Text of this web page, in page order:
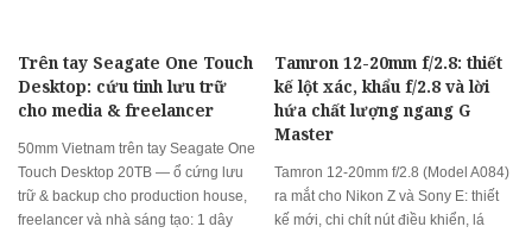
Trên tay Seagate One Touch
Desktop: cứu tinh lưu trữ
cho media & freelancer
50mm Vietnam trên tay Seagate One
Touch Desktop 20TB — ổ cứng lưu
trữ & backup cho production house,
freelancer và nhà sáng tạo: 1 dây
Tamron 12-20mm f/2.8: thiết
kế lột xác, khẩu f/2.8 và lời
hứa chất lượng ngang G
Master
Tamron 12-20mm f/2.8 (Model A084)
ra mắt cho Nikon Z và Sony E: thiết
kế mới, chi chít nút điều khiển, lá